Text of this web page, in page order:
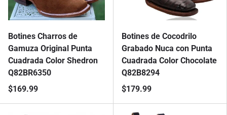
Botines Charros de
Gamuza Original Punta
Cuadrada Color Shedron
Q82BR6350
$169.99
Botines de Cocodrilo
Grabado Nuca con Punta
Cuadrada Color Chocolate
Q82B8294
$179.99